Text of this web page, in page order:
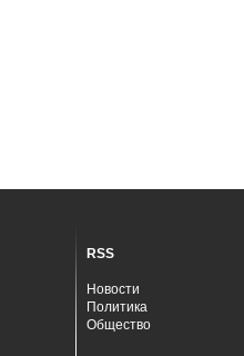
RSS
Новости
Политика
Общество